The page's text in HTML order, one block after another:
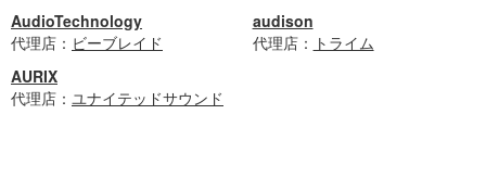
AudioTechnology
代理店： ビーブレイド
audison
代理店： トライム
AURIX
代理店： ユナイテッドサウンド